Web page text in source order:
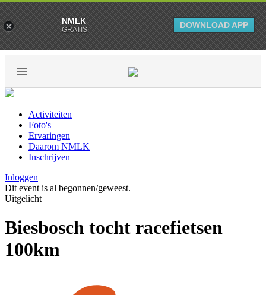
Activiteiten
Foto's
Ervaringen
Daarom NMLK
Inschrijven
Inloggen
Dit event is al begonnen/geweest.
Uitgelicht
Biesbosch tocht racefietsen
100km
NMLK
GRATIS DOWNLOAD APP